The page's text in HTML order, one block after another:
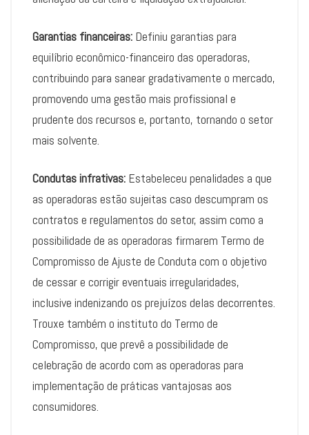
Garantias financeiras: Definiu garantias para
equilíbrio econômico-financeiro das operadoras,
contribuindo para sanear gradativamente o mercado,
promovendo uma gestão mais profissional e
prudente dos recursos e, portanto, tornando o setor
mais solvente.
Condutas infrativas: Estabeleceu penalidades a que
as operadoras estão sujeitas caso descumpram os
contratos e regulamentos do setor, assim como a
possibilidade de as operadoras firmarem Termo de
Compromisso de Ajuste de Conduta com o objetivo
de cessar e corrigir eventuais irregularidades,
inclusive indenizando os prejuízos delas decorrentes.
Trouxe também o instituto do Termo de
Compromisso, que prevê a possibilidade de
celebração de acordo com as operadoras para
implementação de práticas vantajosas aos
consumidores.